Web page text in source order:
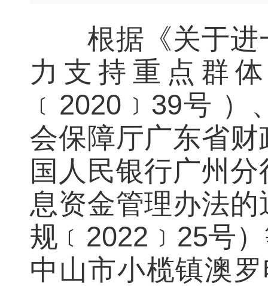
根据《关于进
力支持重点群
﹝2020﹞39号
会保障厅广东省
国人民银行广州
息资金管理办法
规﹝2022﹞25号
中山市小榄镇澳